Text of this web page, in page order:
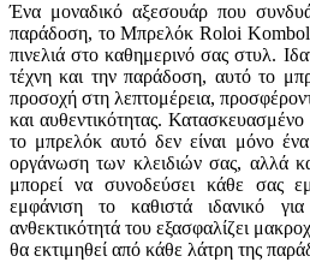
Ένα μοναδικό αξεσουάρ που
παράδοση, το Μπρελόκ Roloi
πινελιά στο καθημερινό σας στυλ.
τέχνη και την παράδοση, αυτό το
προσοχή στη λεπτομέρεια,
και αυθεντικότητας.
το μπρελόκ αυτό δεν είναι μόνο
οργάνωση των κλειδιών σας, αλλά
μπορεί να συνοδεύσει κάθε σας
εμφάνιση το καθιστά ιδανικό
ανθεκτικότητά του εξασφαλίζει
θα εκτιμηθεί από κάθε λάτρη της